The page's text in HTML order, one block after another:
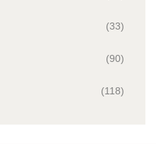
(33)
(90)
(118)